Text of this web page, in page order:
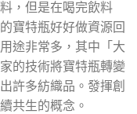
，但是在喝完飲料
寶特瓶好好做資源回
途非常多，其中「大
的技術將寶特瓶轉變
許多紡織品。發揮創
共生的概念。